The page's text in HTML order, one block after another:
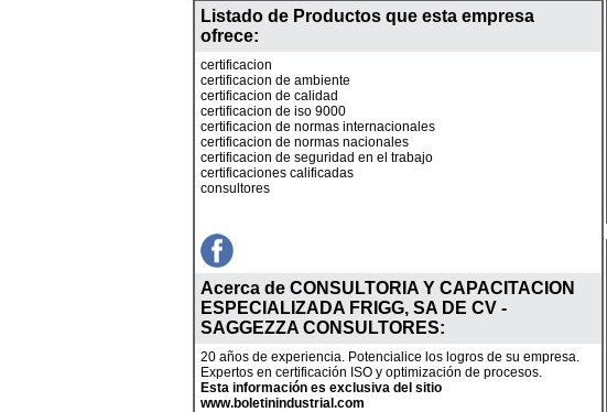
Listado de Productos que esta empresa
ofrece:
certificacion
certificacion de ambiente
certificacion de calidad
certificacion de iso 9000
certificacion de normas internacionales
certificacion de normas nacionales
certificacion de seguridad en el trabajo
certificaciones calificadas
consultores
Acerca de CONSULTORIA Y CAPACITACION
ESPECIALIZADA FRIGG, SA DE CV -
SAGGEZZA CONSULTORES:
20 años de experiencia. Potencialice los logros de su empresa.
Expertos en certificación ISO y optimización de procesos.
Esta información es exclusiva del sitio
www.boletinindustrial.com